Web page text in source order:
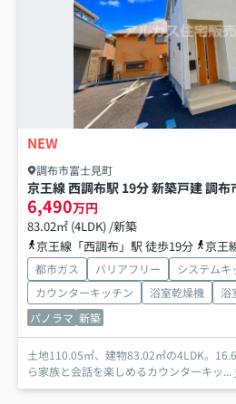
NEW
調布市富士見町
6,490万円
83.02㎡ (4LDK) /新築
京王線「西調布」駅 徒歩19分
京王線
都市ガス バリアフリー
システムキ
カウンターキッチン
浴室乾燥機
浴
パノラマ 新築
土地110.05㎡、建物83.02㎡の4LDK。
ら家族と会話を楽しめるカウンターキッ...